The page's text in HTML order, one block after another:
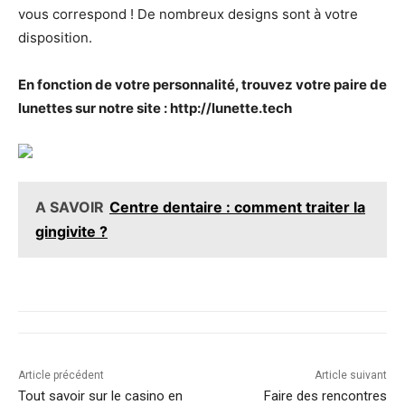
vous correspond ! De nombreux designs sont à votre
disposition.
En fonction de votre personnalité, trouvez votre paire de
lunettes sur notre site : http://lunette.tech
A SAVOIR Centre dentaire : comment traiter la
gingivite ?
Article précédent
Tout savoir sur le casino en
Article suivant
Faire des rencontres